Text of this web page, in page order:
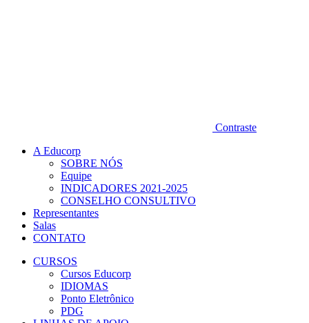
Contraste
A Educorp
SOBRE NÓS
Equipe
INDICADORES 2021-2025
CONSELHO CONSULTIVO
Representantes
Salas
CONTATO
CURSOS
Cursos Educorp
IDIOMAS
Ponto Eletrônico
PDG